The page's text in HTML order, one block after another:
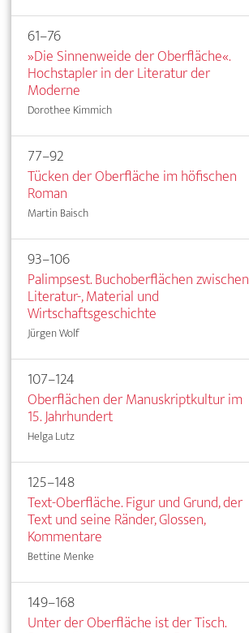
61–76
»Die Sinnenweide der Oberfläche«.
Hochstapler in der Literatur der
Moderne
Dorothee Kimmich
77–92
Tücken der Oberfläche im höfischen
Roman
Martin Baisch
93–106
Palimpsest. Buchoberflächen zwischen
Literatur-, Material und
Wirtschaftsgeschichte
Jürgen Wolf
107–124
Oberflächen der Manuskriptkultur im
15. Jahrhundert
Helga Lutz
125–148
Text-Oberfläche. Figur und Grund, der
Text und seine Ränder, Glossen,
Kommentare
Bettine Menke
149–168
Unter der Oberfläche ist der Tisch.